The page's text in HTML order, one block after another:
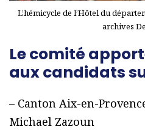
L’hémicycle de l’Hôtel du
archives
Le comité
aux candidats
– Canton Aix-en-
Michael Zazoun